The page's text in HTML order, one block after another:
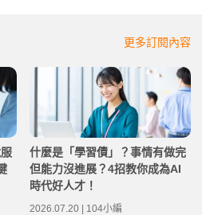
更多訂閱內容
什麼是「學習債」？事情有做完
但能力沒進展？4招教你成為AI
時代好人才！
2026.07.20 | 104小編